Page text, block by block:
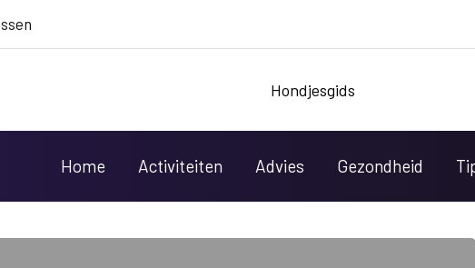
Hondjesgids
Home Activiteiten Advies Gezondheid